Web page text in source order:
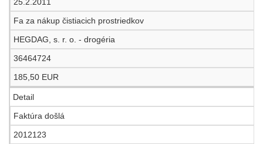
Fa za nákup čistiacich prostriedkov
HEGDAG, s. r. o. - drogéria
36464724
185,50 EUR
Detail
Faktúra došlá
2012123